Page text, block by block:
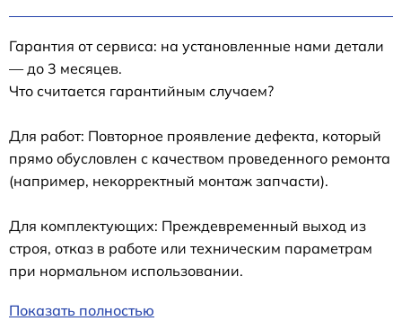
Гарантия от сервиса: на установленные нами детали
— до 3 месяцев.
Что считается гарантийным случаем?
Для работ: Повторное проявление дефекта, который
прямо обусловлен с качеством проведенного ремонта
(например, некорректный монтаж запчасти).
Для комплектующих: Преждевременный выход из
строя, отказ в работе или техническим параметрам
при нормальном использовании.
Показать полностью